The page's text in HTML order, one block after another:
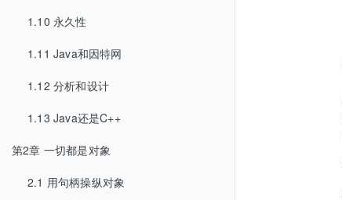
1.10 永久性
1.11 Java和因特网
1.12 分析和设计
1.13 Java还是C++
第2章 一切都是对象
2.1 用句柄操纵对象